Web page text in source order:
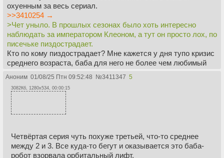
охуенным за весь сериал.
>>3410254 →
>Чет уныло. В прошлых сезонах было хоть интересно
наблюдать за императором Клеоном, а тут он просто лох, по
писечьке пиздострадает.
Кто по кому пиздострадает? Мне кажется у дня тупо кризис
среднего возраста, баба для него не более чем любимый
хорька бежать бы пытался и встретиться.
>>3411074 →
>Ты сериал жопой смотришь? Они загеноцидили население
двух планет.
мере не только), а для того чтоб поддерживать империю на
плаву.
Аноним 01/08/25 Птн 09:52:48 №3411347 5
3082Кб, 1280x534, 00:00:15
Четвёртая серия чуть похуже третьей, что-то среднее
между 2 и 3. Все куда-то бегут и оказывается это баба-
робот взорвала орбитальный лифт.